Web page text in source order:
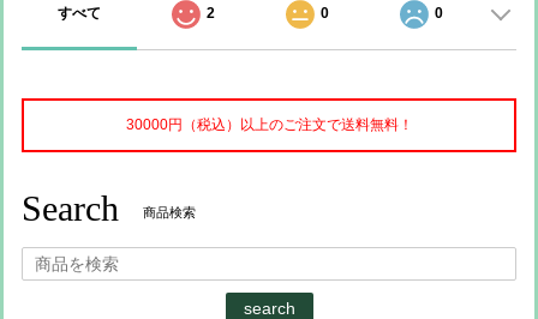
すべて 2 0 0
30000円（税込）以上のご注文で送料無料！
Search 商品検索
search